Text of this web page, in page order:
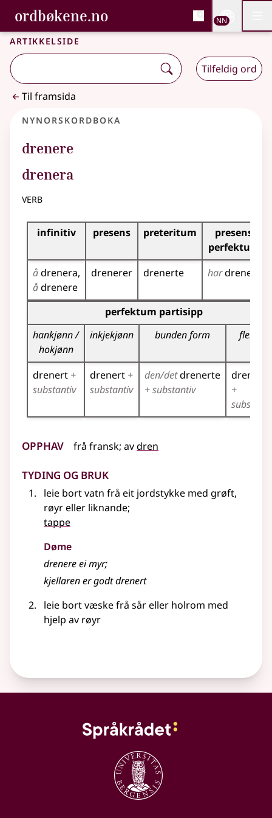
Gå til hovudinnhald
Tilgjenge
ordbøkene.no, Bokmålsordboka og
Bokmålsordboka og Nynorskordboka
NN
Artikkelside
Tilfeldig ord
Til framsida
Nynorskordboka
drenere
drenera
verb
Bøyningstabell for dette verbet
infinitiv presens preteritum
presens
perfektum
ådrenera
ådrenere
drenerer drenerte hardrenert
Bøyningstabell for dette verbet (partisippformer)
perfektum partisipp
hankjønn /
hokjønn
inkjekjønn bunden form fleirtal
drenert +
substantiv
drenert +
substantiv
den/detdrenerte
+ substantiv
drenerte
+
Opphav frå fransk; avdren
Tyding og bruk
leie bort vatn frå eit jordstykke med grøft,
røyreller liknande;
tappe
Døme
drenere ei myr;
kjellaren er godt drenert
leie bort væske frå sår eller holrom med
hjelp av røyr